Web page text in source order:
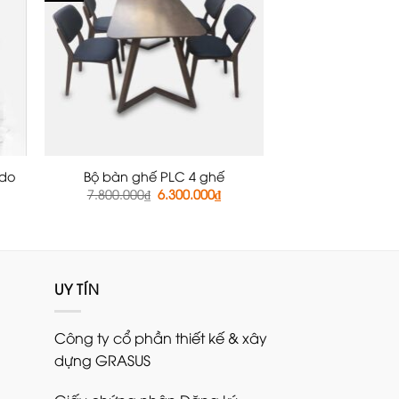
Bộ bàn ghế PLC 4 ghế
7.800.000₫ Giá
gốc
6.300.000₫Giá
hiện
UY TÍN
Công ty cổ phần thiết kế & xây
dựng GRASUS